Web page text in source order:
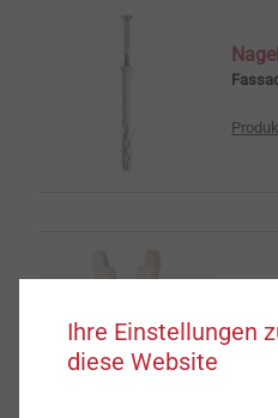
Ihre Einstellungen
diese Website